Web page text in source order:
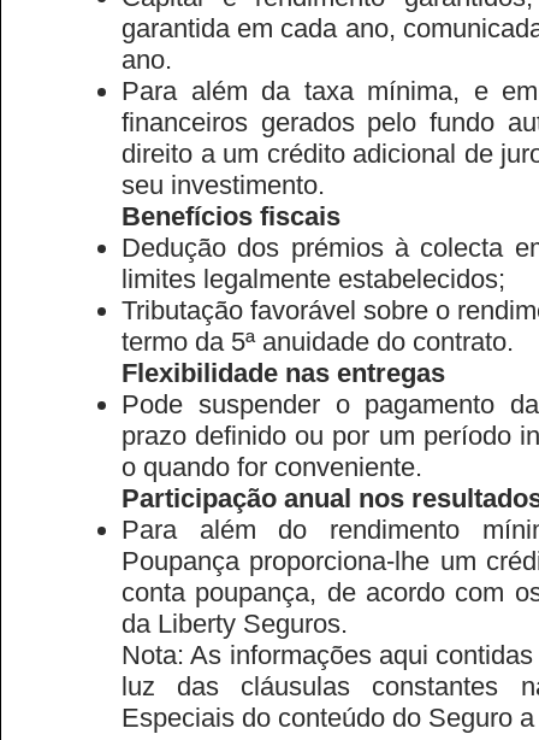
garantida em cada ano,
ano.
Para além da taxa mínima, e
financeiros gerados pelo fundo
direito a um crédito adicional de
seu investimento.
Benefícios fiscais
Dedução dos prémios à colecta
limites legalmente estabelecidos;
Tributação favorável sobre o
termo da 5ª anuidade do contrato.
Flexibilidade nas entregas
Pode suspender o pagamento
prazo definido ou por um período
o quando for conveniente.
Participação anual nos
Para além do rendimento
Poupança proporciona-lhe um
conta poupança, de acordo com
da Liberty Seguros.
Nota: As informações aqui
luz das cláusulas constantes
Especiais do conteúdo do Seguro